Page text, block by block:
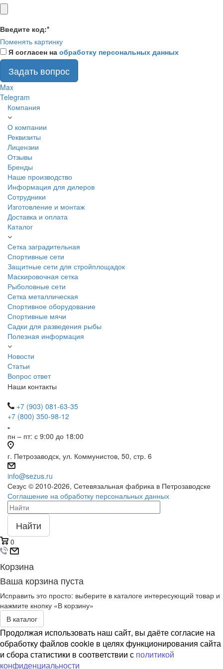
Введите код:*
Поменять картинку
Я согласен на обработку персональных данных
Задать вопрос
Max
Telegram
Компания
О компании
Реквизиты
Лицензии
Отзывы
Бренды
Наше производство
Информация для дилеров
Сотрудники
Изготовление и монтаж
Доставка и оплата
Каталог
Сетка заградительная
Спортивные сети
Защитные сети для стройплощадок
Маскировочная сетка
Рыболовные сети
Сетка металлическая
Спортивное оборудование
Спортивные мячи
Садки для разведения рыбы
Полезная информация
Новости
Статьи
Вопрос ответ
Наши контакты
+7 (903) 081-63-35
+7 (800) 350-98-12
пн – пт: с 9:00 до 18:00
г. Петрозаводск, ул. Коммунистов, 50, стр. 6
info@sezus.ru
Сезус © 2010-2026, Сетевязальная фабрика в Петрозаводске
Соглашение на обработку персональных данных
Найти
0
Корзина
Ваша корзина пуста
Исправить это просто: выберите в каталоге интересующий товар и
нажмите кнопку «В корзину»
В каталог
Продолжая использовать наш сайт, вы даёте согласие на
обработку файлов cookie в целях функционирования сайта
и сбора статистики в соответствии с политикой
конфиденциальности